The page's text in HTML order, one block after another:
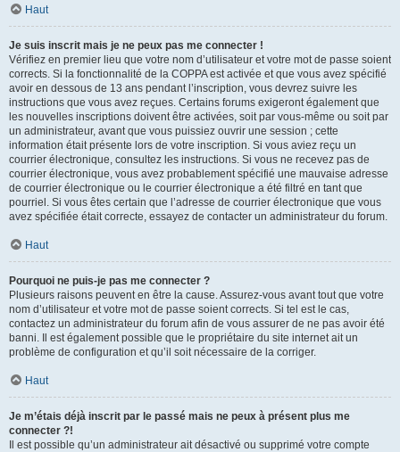
Haut
Je suis inscrit mais je ne peux pas me connecter !
Vérifiez en premier lieu que votre nom d’utilisateur et votre mot de passe soient
corrects. Si la fonctionnalité de la COPPA est activée et que vous avez spécifié
avoir en dessous de 13 ans pendant l’inscription, vous devrez suivre les
instructions que vous avez reçues. Certains forums exigeront également que
les nouvelles inscriptions doivent être activées, soit par vous-même ou soit par
un administrateur, avant que vous puissiez ouvrir une session ; cette
information était présente lors de votre inscription. Si vous aviez reçu un
courrier électronique, consultez les instructions. Si vous ne recevez pas de
courrier électronique, vous avez probablement spécifié une mauvaise adresse
de courrier électronique ou le courrier électronique a été filtré en tant que
pourriel. Si vous êtes certain que l’adresse de courrier électronique que vous
avez spécifiée était correcte, essayez de contacter un administrateur du forum.
Haut
Pourquoi ne puis-je pas me connecter ?
Plusieurs raisons peuvent en être la cause. Assurez-vous avant tout que votre
nom d’utilisateur et votre mot de passe soient corrects. Si tel est le cas,
contactez un administrateur du forum afin de vous assurer de ne pas avoir été
banni. Il est également possible que le propriétaire du site internet ait un
problème de configuration et qu’il soit nécessaire de la corriger.
Haut
Je m’étais déjà inscrit par le passé mais ne peux à présent plus me
connecter ?!
Il est possible qu’un administrateur ait désactivé ou supprimé votre compte